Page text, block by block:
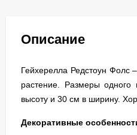
Описание
Гейхерелла Редстоун Фолс
растение. Размеры одного
высоту и 30 см в ширину.
Декоративные